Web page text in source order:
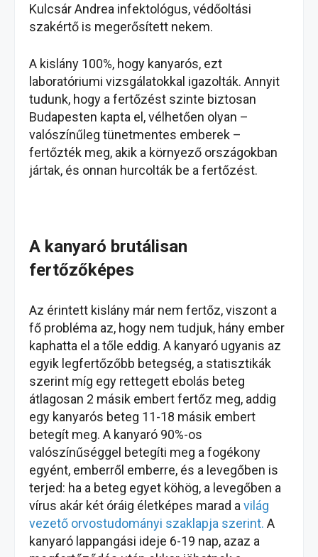
Kulcsár Andrea infektológus, védőoltási
szakértő is megerősített nekem.
A kislány 100%, hogy kanyarós, ezt
laboratóriumi vizsgálatokkal igazolták. Annyit
tudunk, hogy a fertőzést szinte biztosan
Budapesten kapta el, vélhetően olyan –
valószínűleg tünetmentes emberek –
fertőzték meg, akik a környező országokban
jártak, és onnan hurcolták be a fertőzést.
A kanyaró brutálisan
fertőzőképes
Az érintett kislány már nem fertőz, viszont a
fő probléma az, hogy nem tudjuk, hány ember
kaphatta el a tőle eddig. A kanyaró ugyanis az
egyik legfertőzőbb betegség, a statisztikák
szerint míg egy rettegett ebolás beteg
átlagosan 2 másik embert fertőz meg, addig
egy kanyarós beteg 11-18 másik embert
betegít meg. A kanyaró 90%-os
valószínűséggel betegíti meg a fogékony
egyént, emberről emberre, és a levegőben is
terjed: ha a beteg egyet köhög, a levegőben a
vírus akár két óráig életképes marad avilág
vezető orvostudományi szaklapja szerint. A
kanyaró lappangási ideje 6-19 nap, azaz a